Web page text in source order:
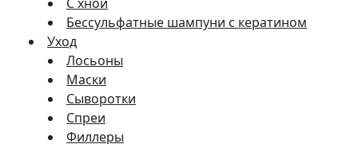
С хной
Бессульфатные шампуни с кератином
Уход
Лосьоны
Маски
Сыворотки
Спреи
Филлеры